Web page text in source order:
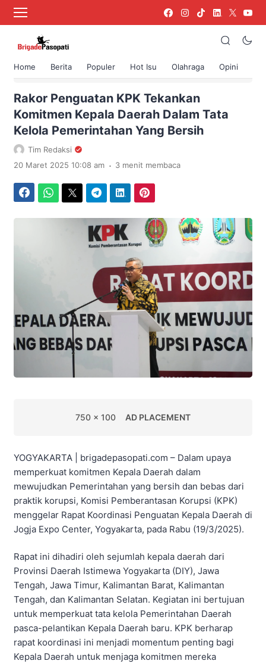
Home Berita Populer Hot Isu Olahraga Opini
›
Rakor Penguatan KPK Tekankan
Komitmen Kepala Daerah Dalam Tata
Kelola Pemerintahan Yang Bersih
Tim Redaksi
20 Maret 2025 10:08 am . 3 menit membaca
750 x 100 AD PLACEMENT
YOGYAKARTA | brigadepasopati.com – Dalam upaya
memperkuat komitmen Kepala Daerah dalam
mewujudkan Pemerintahan yang bersih dan bebas dari
praktik korupsi, Komisi Pemberantasan Korupsi (KPK)
menggelar Rapat Koordinasi Penguatan Kepala Daerah di
Jogja Expo Center, Yogyakarta, pada Rabu (19/3/2025).
Rapat ini dihadiri oleh sejumlah kepala daerah dari
Provinsi Daerah Istimewa Yogyakarta (DIY), Jawa
Tengah, Jawa Timur, Kalimantan Barat, Kalimantan
Tengah, dan Kalimantan Selatan. Kegiatan ini bertujuan
untuk memperkuat tata kelola Pemerintahan Daerah
pasca-pelantikan Kepala Daerah baru. KPK berharap
rapat koordinasi ini menjadi momentum penting bagi
Kepala Daerah untuk menjaga komitmen mereka